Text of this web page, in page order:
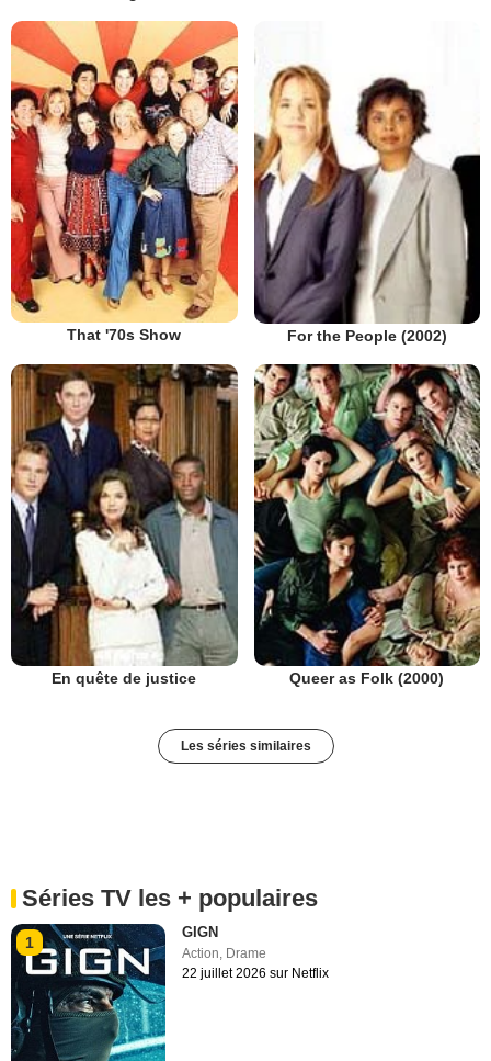
That '70s Show For the People (2002)
En quête de justice Queer as Folk (2000)
Les séries similaires
Séries TV les + populaires
1
GIGN
Action, Drame
22 juillet 2026 sur Netflix